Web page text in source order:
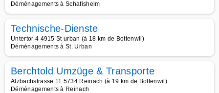
Déménagements à Schafisheim
Technische-Dienste
Untertor 4 4915 St urban (à 18 km de Bottenwil)
Déménagements à St. Urban
Berchtold Umzüge & Transporte
Alzbachstrasse 11 5734 Reinach (à 19 km de Bottenwil)
Déménagements à Reinach